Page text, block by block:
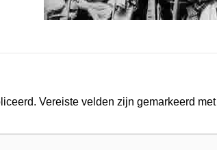
Vereiste velden zijn gemarkeerd met